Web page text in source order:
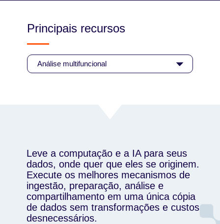
Principais recursos
Leve a computação e a IA para seus
dados, onde quer que eles se originem.
Execute os melhores mecanismos de
ingestão, preparação, análise e
compartilhamento em uma única cópia
de dados sem transformações e custos
desnecessários.